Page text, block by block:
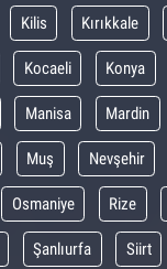
Kilis Kırıkkale
Kocaeli Konya
Manisa Mardin
Muş Nevşehir
Osmaniye Rize
Şanlıurfa Siirt